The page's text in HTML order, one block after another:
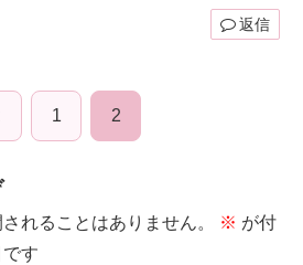
返信
1 2
れることはありません。 ※ が付
す